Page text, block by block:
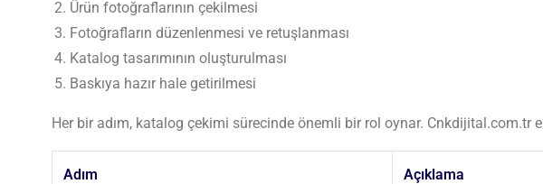
Ürün fotoğraflarının çekilmesi
Fotoğrafların düzenlenmesi ve retuşlanması
Katalog tasarımının oluşturulması
Baskıya hazır hale getirilmesi
Her bir adım, katalog çekimi sürecinde önemli bir rol oynar. Cnkdijital.com.tr
Adım Açıklama